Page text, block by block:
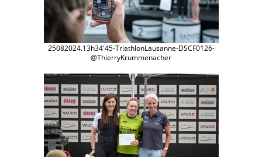
25082024.13h34'45-TriathlonLausanne-DSCF0126-
@ThierryKrummenacher